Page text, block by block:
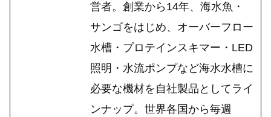
営者。創業から14年、海水魚・
サンゴをはじめ、オーバーフロー
水槽・プロテインスキマー・LED
照明・水流ポンプなど海水水槽に
必要な機材を自社製品としてライ
ンナップ。世界各国から毎週